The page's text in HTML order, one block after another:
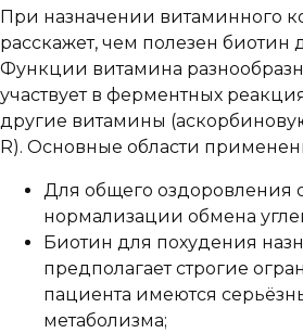
При назначении витаминного
расскажет, чем полезен биотин
Функции витамина
участвует в ферментных
другие витамины
R). Основные области
Для общего оздоровления
нормализации обмена
Биотин для похудения
предполагает строгие
пациента имеются
метаболизма;